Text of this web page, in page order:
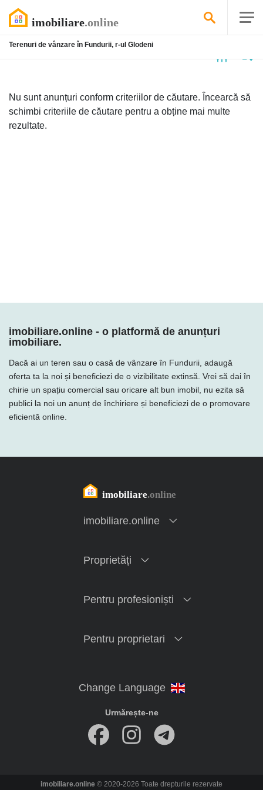
Terenuri de vânzare în Fundurii, r-ul Glodeni
Nu sunt anunțuri conform criteriilor de căutare. Încearcă să
schimbi criteriile de căutare pentru a obține mai multe
rezultate.
imobiliare.online - o platformă de anunțuri
imobiliare.
Dacă ai un teren sau o casă de vânzare în Fundurii, adaugă
oferta ta la noi și beneficiezi de o vizibilitate extinsă. Vrei să dai în
chirie un spațiu comercial sau oricare alt bun imobil, nu ezita să
publici la noi un anunț de închiriere și beneficiezi de o promovare
eficientă online.
imobiliare.online
Proprietăți
Pentru profesioniști
Pentru proprietari
Urmărește-ne
imobiliare.online © 2020-2026 Toate drepturile rezervate